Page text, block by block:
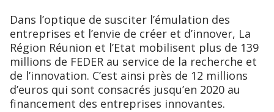
Dans l’optique de susciter l’émulation des
entreprises et l’envie de créer et d’innover, La
Région Réunion et l’Etat mobilisent plus de 139
millions de FEDER au service de la recherche et
de l’innovation. C’est ainsi près de 12 millions
d’euros qui sont consacrés jusqu’en 2020 au
financement des entreprises innovantes.